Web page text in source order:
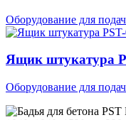
Оборудование для
Ящик штукатура
Оборудование для